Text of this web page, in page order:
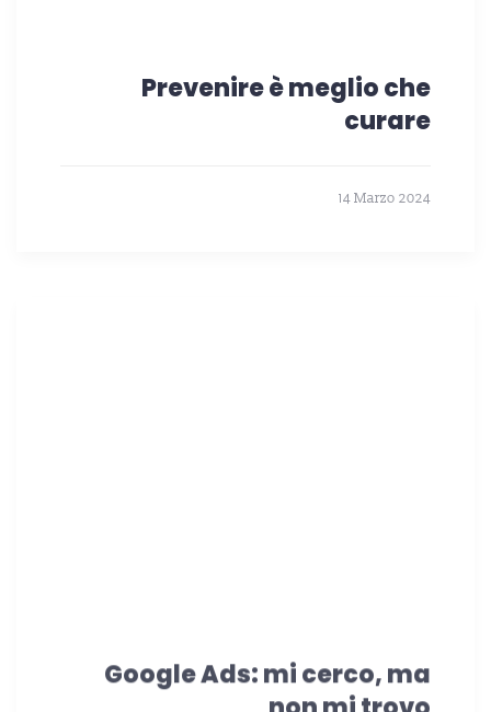
Prevenire è meglio che
curare
14 Marzo 2024
Google Ads: mi cerco, ma